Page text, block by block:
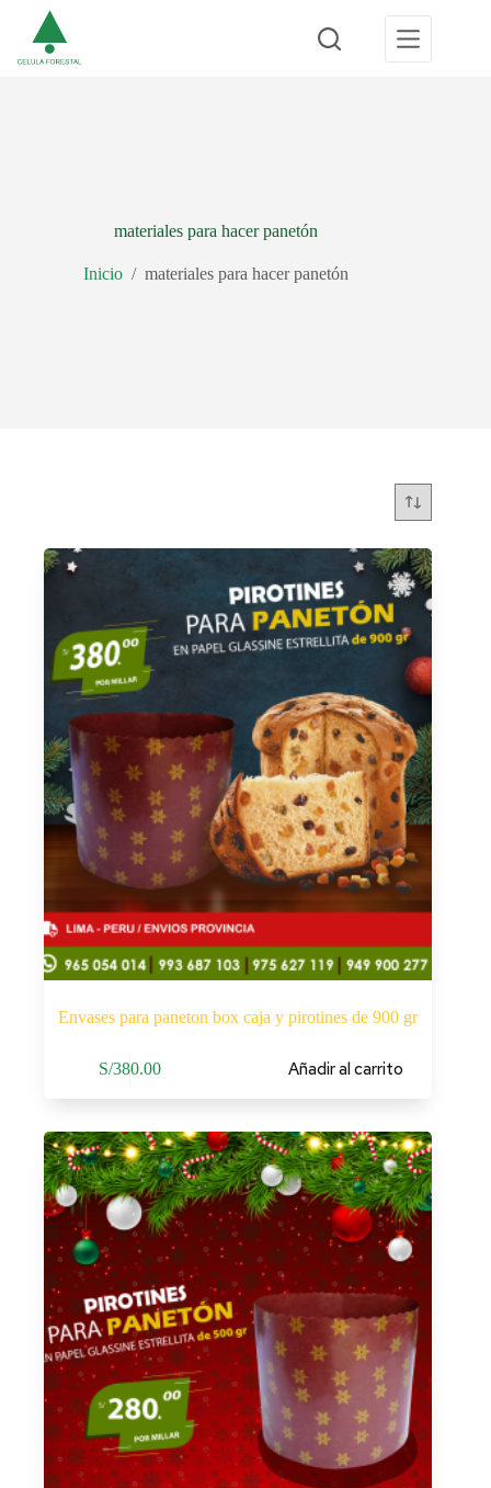
contenido
materiales para hacer panetón
Inicio / materiales para hacer panetón
Envases para paneton box caja y pirotines de 900 gr
S/380.00 Añadir al carrito